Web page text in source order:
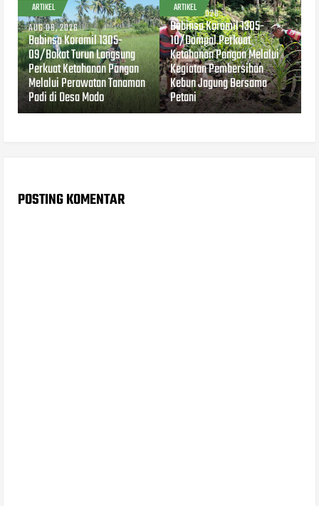
ARTIKEL
AUG 06, 2026
Babinsa Koramil 1305-
09/Bokat Turun Langsung
Perkuat Ketahanan Pangan
Melalui Perawatan Tanaman
Padi di Desa Modo
ARTIKEL
AUG 04, 2026
Babinsa Koramil 1305-
10/Dampal Perkuat
Ketahanan Pangan Melalui
Kegiatan Pembersihan
Kebun Jagung Bersama
Petani
POSTING KOMENTAR